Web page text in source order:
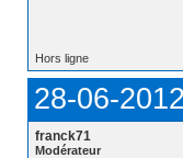
Hors ligne
28-06-
franck71
Modérateur